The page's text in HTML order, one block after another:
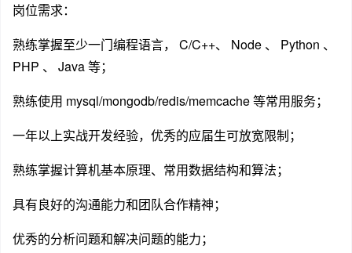
岗位需求：
熟练掌握至少一门编程语言， C/C++、 Node 、 Python 、
PHP 、 Java 等；
熟练使用 mysql/mongodb/redis/memcache 等常用服务；
一年以上实战开发经验，优秀的应届生可放宽限制；
熟练掌握计算机基本原理、常用数据结构和算法；
具有良好的沟通能力和团队合作精神；
优秀的分析问题和解决问题的能力；